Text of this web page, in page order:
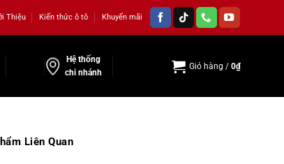
Thiệu Kiến thức ô tô Khuyến mãi
Hệ thống
chi nhánh
Giỏ hàng / 0₫
Liên Quan